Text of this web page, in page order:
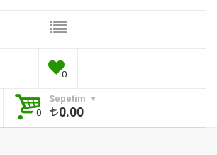
0
Sepetim
0
0.00